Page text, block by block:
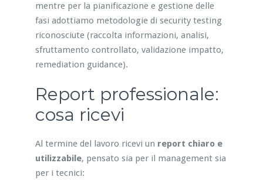
mentre per la pianificazione e gestione delle
fasi adottiamo metodologie di security testing
riconosciute (raccolta informazioni, analisi,
sfruttamento controllato, validazione impatto,
remediation guidance).
Report professionale:
cosa ricevi
Al termine del lavoro ricevi un report chiaro e
utilizzabile, pensato sia per il management sia
per i tecnici: